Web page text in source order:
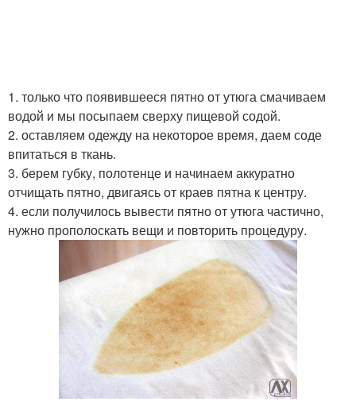
1. только что появившееся пятно от утюга смачиваем
водой и мы посыпаем сверху пищевой содой.
2. оставляем одежду на некоторое время, даем соде
впитаться в ткань.
3. берем губку, полотенце и начинаем аккуратно
отчищать пятно, двигаясь от краев пятна к центру.
4. если получилось вывести пятно от утюга частично,
нужно прополоскать вещи и повторить процедуру.